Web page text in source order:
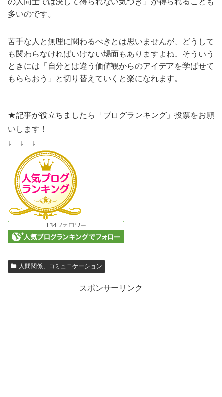
多いのです。
苦手な人と無理に関わるべきとは思いませんが、どうして
も関わらなければいけない場面もありますよね。そういう
ときには「自分とは違う価値観からのアイデアを学ばせて
もららおう」と切り替えていくと楽になれます。
★記事が役立ちましたら「ブログランキング」投票をお願
いします！
↓ ↓ ↓
人間関係、コミュニケーション
スポンサーリンク